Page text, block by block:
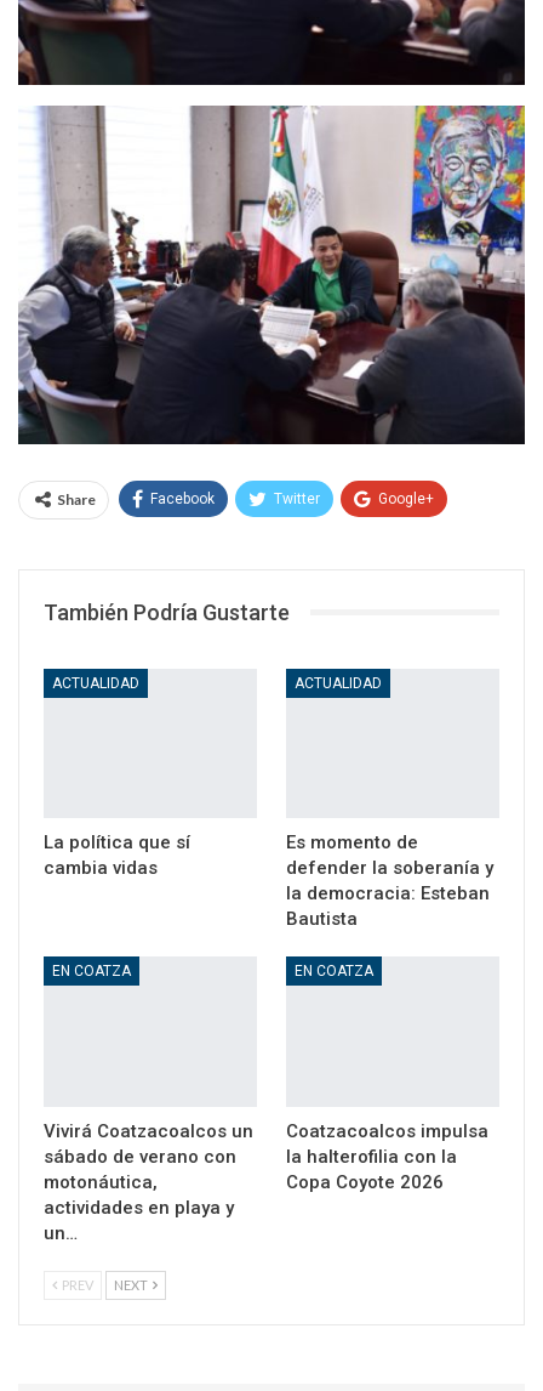
Share Facebook Twitter Google+
También Podría Gustarte
ACTUALIDAD
La política que sí
cambia vidas
ACTUALIDAD
Es momento de
defender la soberanía y
la democracia: Esteban
Bautista
EN COATZA
Vivirá Coatzacoalcos un
sábado de verano con
motonáutica,
actividades en playa y
un…
EN COATZA
Coatzacoalcos impulsa
la halterofilia con la
Copa Coyote 2026
PREV NEXT